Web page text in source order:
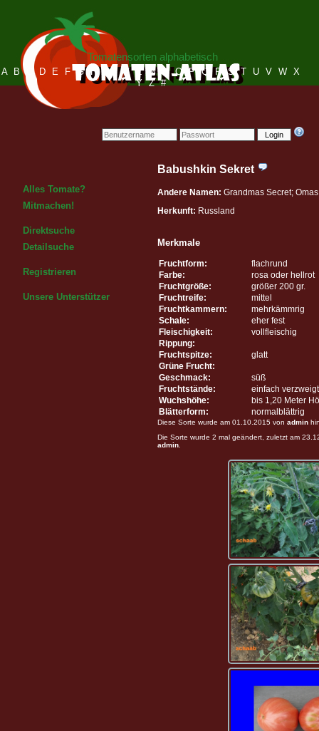
Login
Tomatensorten alphabetisch
A B C D E F G H I J K L M N O P Q R S T U V W X
Y Z #
Alles Tomate?
Mitmachen!
Direktsuche
Detailsuche
Registrieren
Unsere Unterstützer
Babushkin Sekret
Andere Namen: Grandmas Secret;
Herkunft: Russland
Merkmale
Fruchtform:
flachrund
Farbe:
rosa oder hellrot
Fruchtgröße:
größer 200 gr.
Fruchtreife:
mittel
Fruchtkammern:
mehrkämmrig
Schale:
eher fest
Fleischigkeit:
vollfleischig
Rippung:
Fruchtspitze:
glatt
Grüne Frucht:
Geschmack:
süß
Fruchtstände:
einfach verzweigt
Wuchshöhe:
bis 1,20 Meter
Blätterform:
normalblättrig
Diese Sorte wurde am 01.10.2015 von admin
Die Sorte wurde 2 mal geändert, zuletzt am
admin